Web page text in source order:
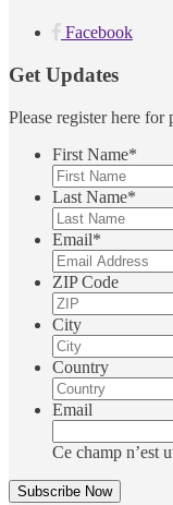
Facebook
Get Updates
Please register here
First Name*
Last Name*
Email*
ZIP Code
City
Country
Email
Ce champ n’est